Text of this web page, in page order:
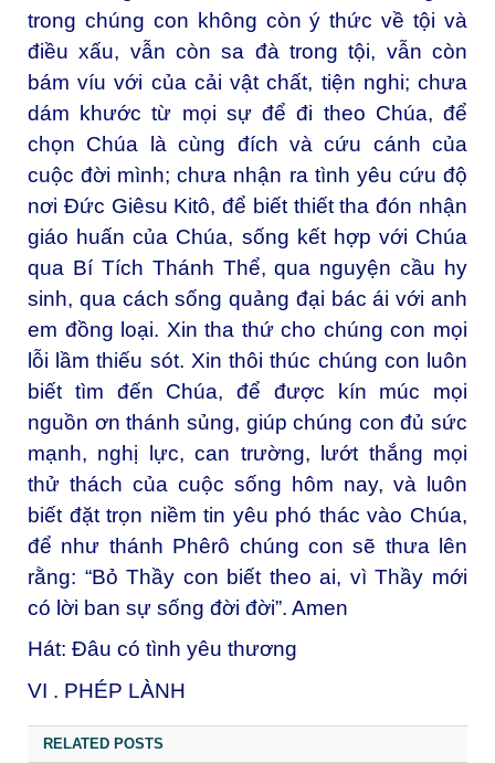
trong chúng con không còn ý thức về tội và
điều xấu, vẫn còn sa đà trong tội, vẫn còn
bám víu với của cải vật chất, tiện nghi; chưa
dám khước từ mọi sự để đi theo Chúa, để
chọn Chúa là cùng đích và cứu cánh của
cuộc đời mình; chưa nhận ra tình yêu cứu độ
nơi Đức Giêsu Kitô, để biết thiết tha đón nhận
giáo huấn của Chúa, sống kết hợp với Chúa
qua Bí Tích Thánh Thể, qua nguyện cầu hy
sinh, qua cách sống quảng đại bác ái với anh
em đồng loại. Xin tha thứ cho chúng con mọi
lỗi lầm thiếu sót. Xin thôi thúc chúng con luôn
biết tìm đến Chúa, để được kín múc mọi
nguồn ơn thánh sủng, giúp chúng con đủ sức
mạnh, nghị lực, can trường, lướt thắng mọi
thử thách của cuộc sống hôm nay, và luôn
biết đặt trọn niềm tin yêu phó thác vào Chúa,
để như thánh Phêrô chúng con sẽ thưa lên
rằng: “Bỏ Thầy con biết theo ai, vì Thầy mới
có lời ban sự sống đời đời”. Amen
Hát: Đâu có tình yêu thương
VI . PHÉP LÀNH
RELATED POSTS